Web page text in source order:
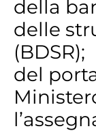
della
delle
(BDSR);
del